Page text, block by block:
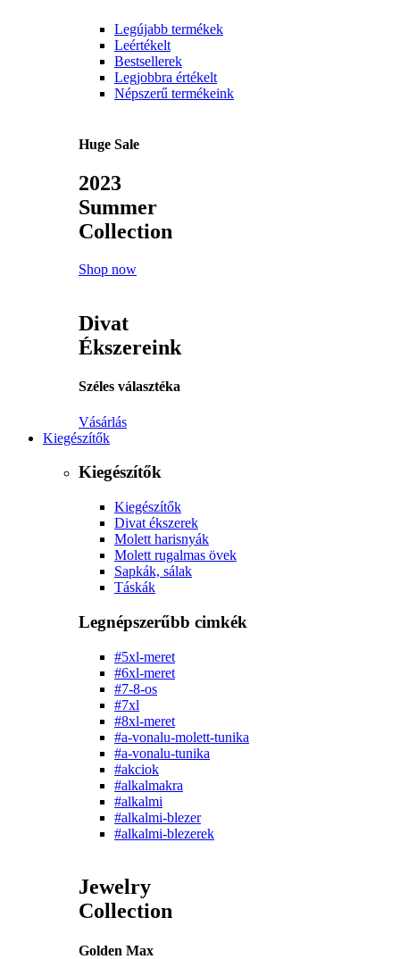
Legújabb termékek
Leértékelt
Bestsellerek
Legjobbra értékelt
Népszerű termékeink
Huge Sale
2023
Summer
Collection
Shop now
Divat
Ékszereink
Széles választéka
Vásárlás
Kiegészítők
Kiegészítők
Kiegészítők
Divat ékszerek
Molett harisnyák
Molett rugalmas övek
Sapkák, sálak
Táskák
Legnépszerűbb cimkék
#5xl-meret
#6xl-meret
#7-8-os
#7xl
#8xl-meret
#a-vonalu-molett-tunika
#a-vonalu-tunika
#akciok
#alkalmakra
#alkalmi
#alkalmi-blezer
#alkalmi-blezerek
Jewelry
Collection
Golden Max